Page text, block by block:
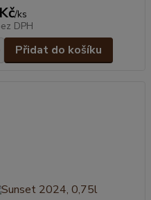
/ks
DPH
Přidat do košíku